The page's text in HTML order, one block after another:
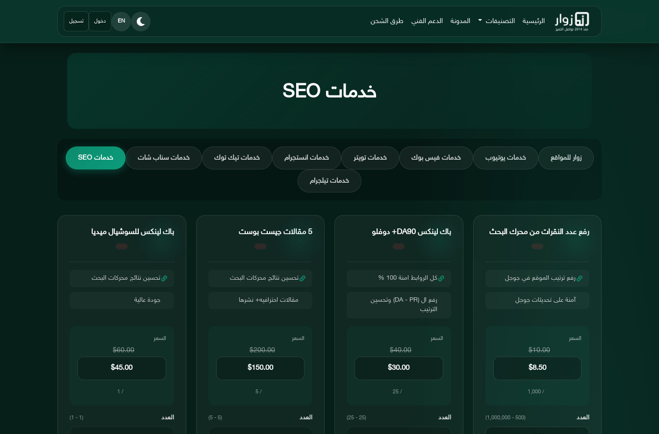
الرئيسية التصنيفات المدونة الدعم الفني طرق الشحن EN دخول تسجيل
خدمات SEO
زوار للمواقع خدمات يوتيوب خدمات فيس بوك خدمات تويتر خدمات انستجرام خدمات تيك توك خدمات سناب شات خدمات SEO
خدمات تيلجرام
رفع عدد النقرات من محرك البحث
رفع ترتيب الموقع في جوجل
آمنة على تحديثات جوجل
السعر
$10.00
/ 1,000
العدد (500 - 1,000,000)
باك لينكس DA90+ دوفلو
كل الروابط امنة 100 %
رفع ال (DA - PR) وتحسين
الترتيب
السعر
$40.00
/ 25
العدد (25 - 25)
5 مقالات جيست بوست
تحسين نتائج محركات البحث
مقالات احترافيه+ نشرها
السعر
$200.00
/ 5
العدد (5 - 5)
باك لينكس للسوشيال ميديا
تحسين نتائج محركات البحث
جودة عالية
السعر
$60.00
/ 1
العدد (1 - 1)